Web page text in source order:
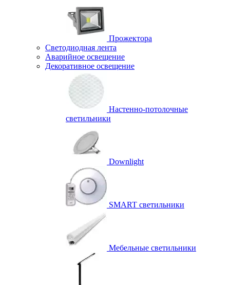
Прожектора
Светодиодная лента
Аварийное освещение
Декоративное освещение
Настенно-потолочные
светильники
Downlight
SMART светильники
Мебельные светильники